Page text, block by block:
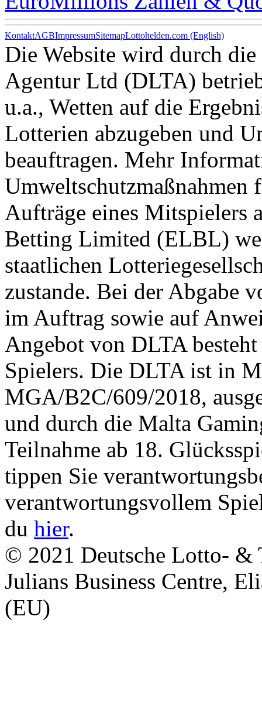
KontaktAGBImpressumSitemapLottohelden.com (English)
Die Website wird durch
Agentur Ltd (DLTA)
u.a., Wetten auf die
Lotterien abzugeben und
beauftragen. Mehr
Umweltschutzmaßnahmen
Aufträge eines Mitspielers
Betting Limited (ELBL)
staatlichen
zustande. Bei der Abgabe
im Auftrag sowie auf
Angebot von DLTA
Spielers. Die DLTA ist in
MGA/B2C/609/2018,
und durch die Malta
Teilnahme ab 18.
tippen Sie
verantwortungsvollem
du hier.
© 2021 Deutsche Lotto- &
Julians Business Centre,
(EU)